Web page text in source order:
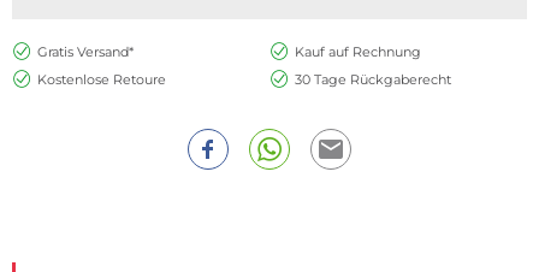
Gratis Versand*
Kauf auf Rechnung
Kostenlose Retoure
30 Tage Rückgaberecht